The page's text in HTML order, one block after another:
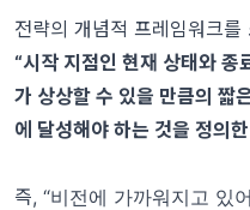
전략의 개념적 프레임워크를
“시작 지점인 현재 상태와 종
가 상상할 수 있을 만큼의 짧
에 달성해야 하는 것을 정의
즉, “비전에 가까워지고 있